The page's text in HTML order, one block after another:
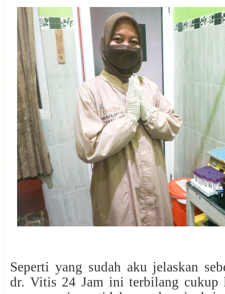
Seperti yang sudah aku jelaskan
dr. Vitis 24 Jam ini terbilang cukup